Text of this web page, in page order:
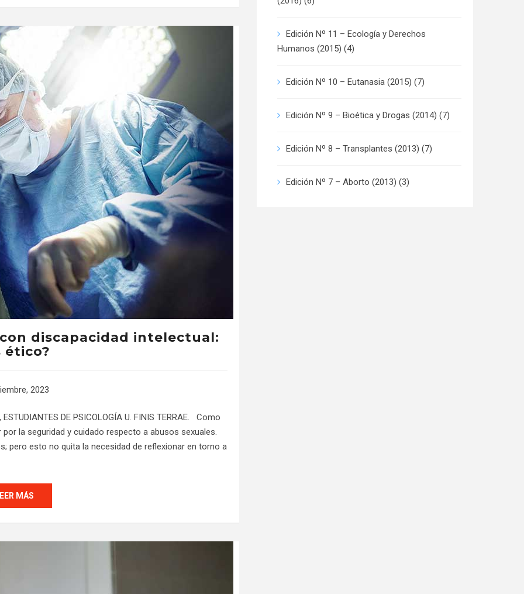
discapacidad intelectual:
ético?
2023
ESTUDIANTES DE PSICOLOGÍA U. FINIS TERRAE. Como
la seguridad y cuidado respecto a abusos sexuales.
pero esto no quita la necesidad de reflexionar en torno a
MÁS
Edición Nº 11 – Ecología y Derechos
Humanos (2015) (4)
Edición Nº 10 – Eutanasia (2015) (7)
Edición Nº 9 – Bioética y Drogas (2014) (7)
Edición Nº 8 – Transplantes (2013) (7)
Edición Nº 7 – Aborto (2013) (3)